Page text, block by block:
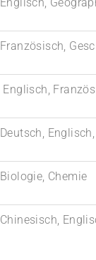
Französisch,
Englisch,
Deutsch,
Biologie, Chemie
Chinesisch,